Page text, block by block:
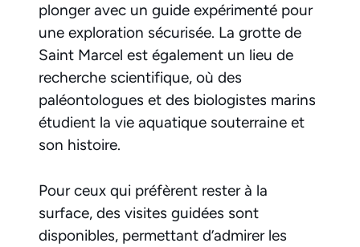
plonger avec un guide expérimenté pour
une exploration sécurisée. La grotte de
Saint Marcel est également un lieu de
recherche scientifique, où des
paléontologues et des biologistes marins
étudient la vie aquatique souterraine et
son histoire.
Pour ceux qui préfèrent rester à la
surface, des visites guidées sont
disponibles, permettant d’admirer les